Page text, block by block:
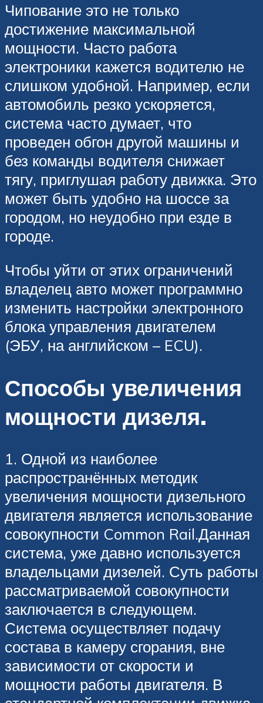
Чипование это не только
достижение максимальной
мощности. Часто работа
электроники кажется водителю не
слишком удобной. Например, если
автомобиль резко ускоряется,
система часто думает, что
проведен обгон другой машины и
без команды водителя снижает
тягу, приглушая работу движка. Это
может быть удобно на шоссе за
городом, но неудобно при езде в
городе.
Чтобы уйти от этих ограничений
владелец авто может программно
изменить настройки электронного
блока управления двигателем
(ЭБУ, на английском – ECU).
Способы увеличения
мощности дизеля.
1. Одной из наиболее
распространённых методик
увеличения мощности дизельного
двигателя является использование
совокупности Common Rail.Данная
система, уже давно используется
владельцами дизелей. Суть работы
рассматриваемой совокупности
заключается в следующем.
Система осуществляет подачу
состава в камеру сгорания, вне
зависимости от скорости и
мощности работы двигателя. В